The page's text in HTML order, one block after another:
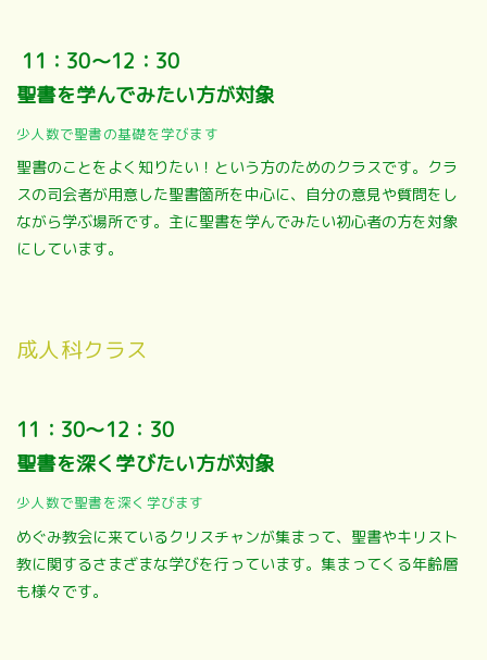
11：30～12：30
聖書を学んでみたい方が対象
少人数で聖書の基礎を学びます
聖書のことをよく知りたい！という方のためのクラスです。クラ
スの司会者が用意した聖書箇所を中心に、自分の意見や質問をし
ながら学ぶ場所です。主に聖書を学んでみたい初心者の方を対象
にしています。
成人科クラス
11：30～12：30
聖書を深く学びたい方が対象
少人数で聖書を深く学びます
めぐみ教会に来ているクリスチャンが集まって、聖書やキリスト
教に関するさまざまな学びを行っています。集まってくる年齢層
も様々です。